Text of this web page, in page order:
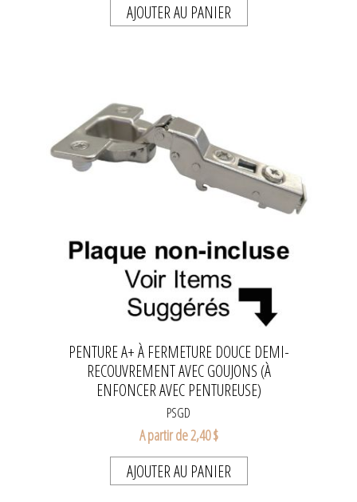
AJOUTER AU PANIER
PENTURE A+ À FERMETURE DOUCE DEMI-
RECOUVREMENT AVEC GOUJONS (À
ENFONCER AVEC PENTUREUSE)
PSGD
A partir de 2,40 $
AJOUTER AU PANIER